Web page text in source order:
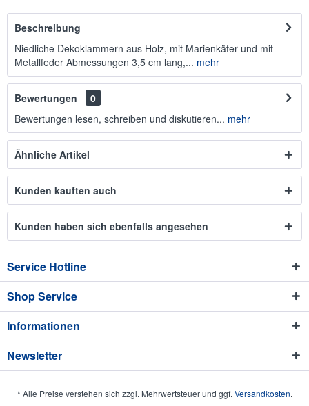
Beschreibung
Niedliche Dekoklammern aus Holz, mit Marienkäfer und mit
Metallfeder Abmessungen 3,5 cm lang,... mehr
Bewertungen
0
Bewertungen lesen, schreiben und diskutieren... mehr
Ähnliche Artikel
Kunden kauften auch
Kunden haben sich ebenfalls angesehen
Service Hotline
Shop Service
Informationen
Newsletter
* Alle Preise verstehen sich zzgl. Mehrwertsteuer und ggf. Versandkosten.